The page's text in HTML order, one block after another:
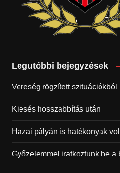
Legutóbbi bejegyzések
Vereség rögzített szituációkból
Kiesés hosszabbítás után
Hazai pályán is hatékonyak
Győzelemmel iratkoztunk be a